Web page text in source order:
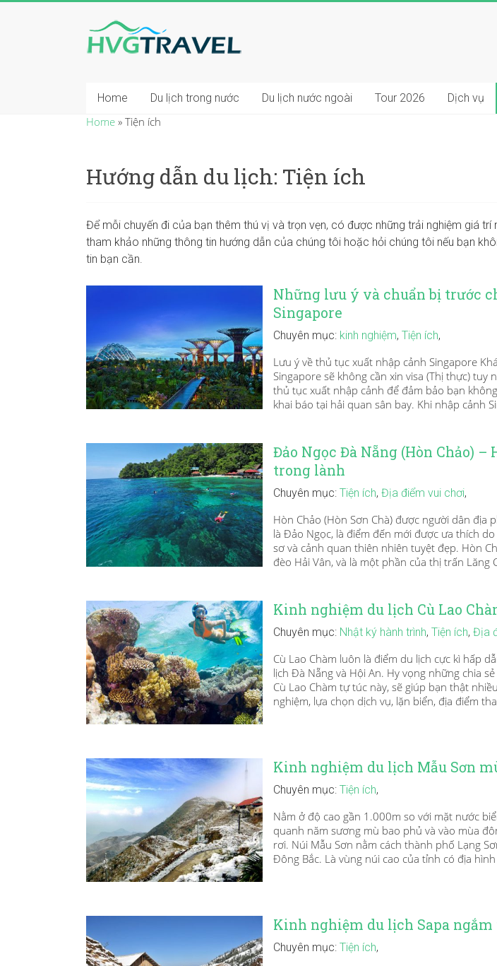
Home Du lịch trong nước Du lịch nước ngoài Tour 2026 Dịch vụ
Home » Tiện ích
Hướng dẫn du lịch: Tiện ích
Để mỗi chuyến đi của bạn thêm thú vị và trọn vẹn, có được những trải nghiệm giá trí
tham khảo những thông tin hướng dẫn của chúng tôi hoặc hỏi chúng tôi nếu bạn
tin bạn cần.
Những lưu ý và chuẩn bị trước
Singapore
Chuyên mục: kinh nghiệm, Tiện ích,
Lưu ý về thủ tục xuất nhập cảnh Singapore
Singapore sẽ không cần xin visa (Thị thực) tuy
thủ tục xuất nhập cảnh để đảm bảo bạn
khai báo tại hải quan sân bay. Khi nhập cảnh
Đảo Ngọc Đà Nẵng (Hòn Chảo) –
trong lành
Chuyên mục: Tiện ích, Địa điểm vui chơi,
Hòn Chảo (Hòn Sơn Chà) được người dân địa
là Đảo Ngọc, là điểm đến mới được ưa thích
sơ và cảnh quan thiên nhiên tuyệt đẹp. Hòn
đèo Hải Vân, và là một phần của thị trấn Lăng
Kinh nghiệm du lịch Cù Lao
Chuyên mục: Nhật ký hành trình, Tiện ích, Địa
Cù Lao Chàm luôn là điểm du lịch cực kì hấp
lịch Đà Nẵng và Hội An. Hy vọng những chia
Cù Lao Chàm tự túc này, sẽ giúp bạn thật
nghiệm, lựa chọn dịch vụ, lặn biển, địa điểm
Kinh nghiệm du lịch Mẫu Sơn
Chuyên mục: Tiện ích,
Nằm ở độ cao gần 1.000m so với mặt nước
quanh năm sương mù bao phủ và vào mùa
rơi. Núi Mẫu Sơn nằm cách thành phố Lạng
Đông Bắc. Là vùng núi cao của tỉnh có địa
Kinh nghiệm du lịch Sapa
Chuyên mục: Tiện ích,